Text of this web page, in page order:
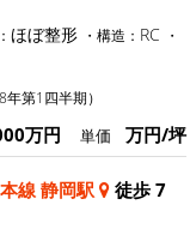
ほぼ整形 ・構造： RC
・
年第1四半期）
万円 単価 万円/坪
線 静岡駅
徒歩 7